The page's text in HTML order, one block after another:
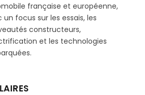
française et européenne,
un focus sur les essais, les
constructeurs,
et les technologies